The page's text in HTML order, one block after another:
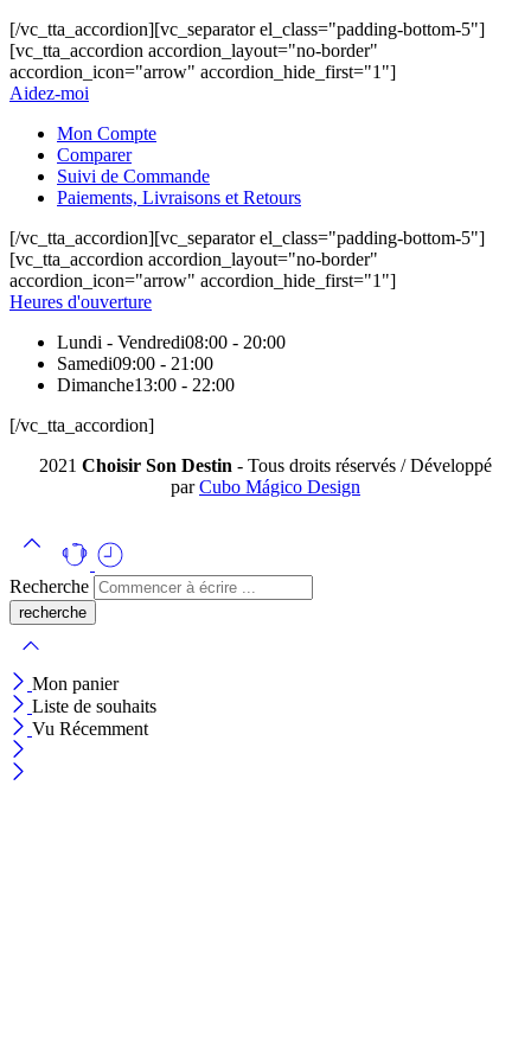
[/vc_tta_accordion][vc_separator el_class="padding-bottom-5"]
[vc_tta_accordion accordion_layout="no-border"
accordion_icon="arrow" accordion_hide_first="1"]
Aidez-moi
Mon Compte
Comparer
Suivi de Commande
Paiements, Livraisons et Retours
[/vc_tta_accordion][vc_separator el_class="padding-bottom-5"]
[vc_tta_accordion accordion_layout="no-border"
accordion_icon="arrow" accordion_hide_first="1"]
Heures d'ouverture
Lundi - Vendredi08:00 - 20:00
Samedi09:00 - 21:00
Dimanche13:00 - 22:00
[/vc_tta_accordion]
2021 Choisir Son Destin - Tous droits réservés / Développé
parCubo Mágico Design
Recherche
Mon panier
Liste de souhaits
Vu Récemment